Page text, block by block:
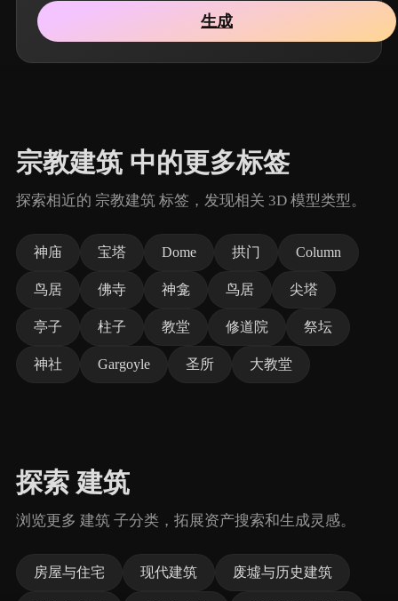
生成
宗教建筑 中的更多标签
探索相近的 宗教建筑 标签，发现相关 3D 模型类型。
神庙 宝塔 Dome 拱门 Column
鸟居 佛寺 神龛 鸟居 尖塔
亭子 柱子 教堂 修道院 祭坛
神社 Gargoyle 圣所 大教堂
探索 建筑
浏览更多 建筑 子分类，拓展资产搜索和生成灵感。
房屋与住宅 现代建筑 废墟与历史建筑